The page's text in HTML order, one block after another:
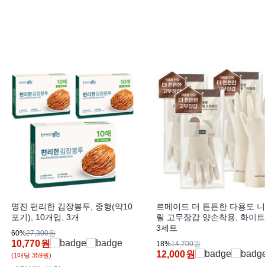
명진 편리한 김장봉투, 중형(약10
포기), 10개입, 3개
60%27,300원
10,770원
(1매당 359원)
르메이드 더 튼튼한 다용도
릴 고무장갑 양손착용, 화이
3세트
18%14,700원
12,000원